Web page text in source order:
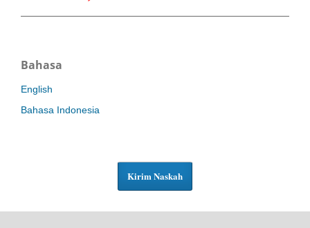
Bahasa
English
Bahasa Indonesia
Kirim Naskah